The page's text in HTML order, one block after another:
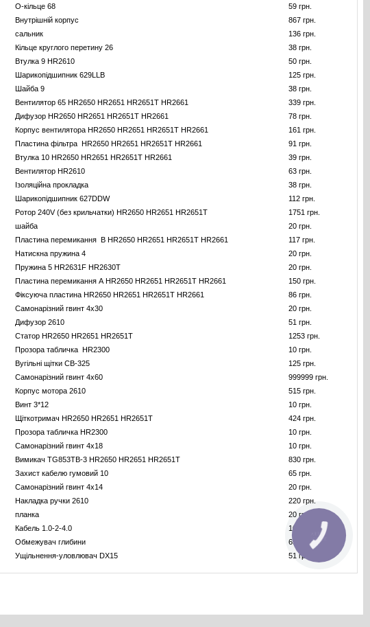
О-кільце 68
59 грн.
Внутрішній корпус
867 грн.
сальник
136 грн.
Кільце круглого перетину 26
38 грн.
Втулка 9 HR2610
50 грн.
Шарикопідшипник 629LLB
125 грн.
Шайба 9
38 грн.
Вентилятор 65 HR2650 HR2651 HR2651T HR2661
339 грн.
Дифузор HR2650 HR2651 HR2651T HR2661
78 грн.
Корпус вентилятора HR2650 HR2651 HR2651T HR2661
161 грн.
Пластина фільтра HR2650 HR2651 HR2651T HR2661
91 грн.
Втулка 10 HR2650 HR2651 HR2651T HR2661
39 грн.
Вентилятор HR2610
63 грн.
Ізоляційна прокладка
38 грн.
Шарикопідшипник 627DDW
112 грн.
Ротор 240V (без крильчатки) HR2650 HR2651 HR2651T
1751 грн.
шайба
20 грн.
Пластина перемикання B HR2650 HR2651 HR2651T HR2661
117 грн.
Натискна пружина 4
20 грн.
Пружина 5 HR2631F HR2630T
20 грн.
Пластина перемикання A HR2650 HR2651 HR2651T HR2661
150 грн.
Фіксуюча пластина HR2650 HR2651 HR2651T HR2661
86 грн.
Самонарізний гвинт 4x30
20 грн.
Дифузор 2610
51 грн.
Статор HR2650 HR2651 HR2651T
1253 грн.
Прозора табличка HR2300
10 грн.
Вугільні щітки СВ-325
125 грн.
Самонарізний гвинт 4x60
999999 грн.
Корпус мотора 2610
515 грн.
Винт 3*12
10 грн.
Щіткотримач HR2650 HR2651 HR2651T
424 грн.
Прозора табличка HR2300
10 грн.
Самонарізний гвинт 4x18
10 грн.
Вимикач TG853TB-3 HR2650 HR2651 HR2651T
830 грн.
Захист кабелю гумовий 10
65 грн.
Самонарізний гвинт 4x14
20 грн.
Накладка ручки 2610
220 грн.
планка
20 грн.
Кабель 1.0-2-4.0
1014 грн.
Обмежувач глибини
65 грн.
Ущільнення-уловлювач DX15 51 грн.
КНОПКА
ЗВ'ЯЗКУ